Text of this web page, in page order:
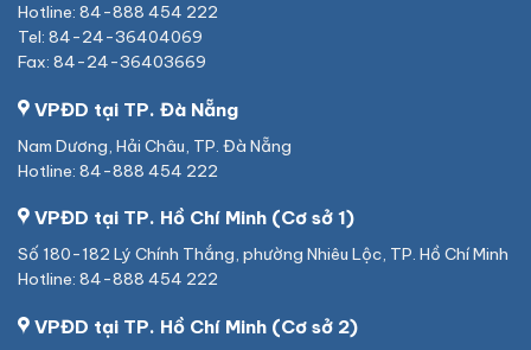
Hotline: 84-888 454 222
Tel: 84-24-36404069
Fax: 84-24-36403669
VPĐD tại TP. Đà Nẵng
Nam Dương, Hải Châu, TP. Đà Nẵng
Hotline: 84-888 454 222
VPĐD tại TP. Hồ Chí Minh (Cơ sở 1)
Số 180-182 Lý Chính Thắng, phường Nhiêu Lộc, TP. Hồ Chí Minh
Hotline: 84-888 454 222
VPĐD tại TP. Hồ Chí Minh (Cơ sở 2)